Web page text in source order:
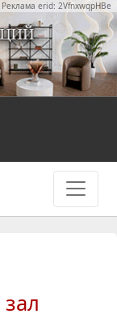
Реклама erid: 2VfnxwqpHBe